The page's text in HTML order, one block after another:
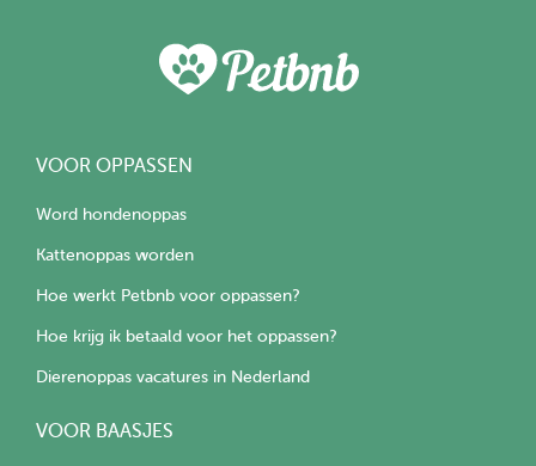
VOOR OPPASSEN
Word hondenoppas
Kattenoppas worden
Hoe werkt Petbnb voor oppassen?
Hoe krijg ik betaald voor het oppassen?
Dierenoppas vacatures in Nederland
VOOR BAASJES